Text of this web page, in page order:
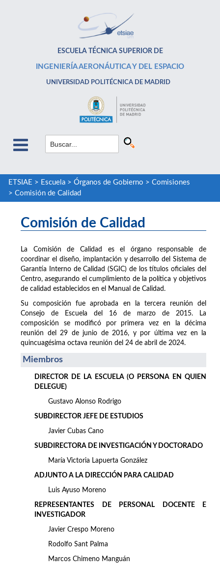
ESCUELA TÉCNICA SUPERIOR DE
INGENIERÍA AERONÁUTICA Y DEL ESPACIO
UNIVERSIDAD POLITÉCNICA DE MADRID
ETSIAE > Escuela> Órganos de Gobierno > Comisiones
> Comisión de Calidad
Comisión de Calidad
La Comisión de Calidad es el órgano responsable de
coordinar el diseño, implantación y desarrollo del Sistema de
Garantía Interno de Calidad (SGIC) de los títulos oficiales del
Centro, asegurando el cumplimiento de la política y objetivos
de calidad establecidos en el Manual de Calidad.
Su composición fue aprobada en la tercera reunión del
Consejo de Escuela del 16 de marzo de 2015. La
composición se modificó por primera vez en la décima
reunión del 29 de junio de 2016, y por última vez en la
quincuagésima octava reunión del 24 de abril de 2024.
Miembros
DIRECTOR DE LA ESCUELA (O PERSONA EN QUIEN
DELEGUE)
Gustavo Alonso Rodrigo
SUBDIRECTOR JEFE DE ESTUDIOS
Javier Cubas Cano
SUBDIRECTORA DE INVESTIGACIÓN Y DOCTORADO
María Victoria Lapuerta González
ADJUNTO A LA DIRECCIÓN PARA CALIDAD
Luis Ayuso Moreno
REPRESENTANTES DE PERSONAL DOCENTE E
INVESTIGADOR
Javier Crespo Moreno
Rodolfo Sant Palma
Marcos Chimeno Manguán